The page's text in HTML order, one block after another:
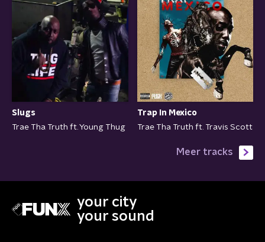
Slugs
Trae Tha Truth ft. Young Thug
Trap In Mexico
Trae Tha Truth ft. Travis Scott
Meer tracks
your city
your sound